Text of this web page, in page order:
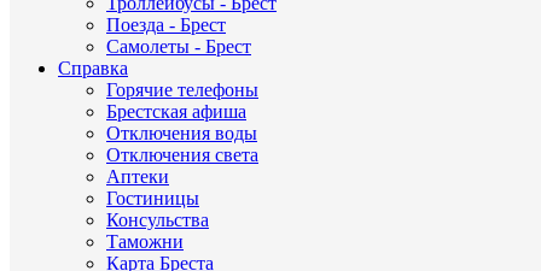
Поезда - Брест
Самолеты - Брест
Справка
Горячие телефоны
Брестская афиша
Отключения воды
Отключения света
Аптеки
Гостиницы
Консульства
Таможни
Карта Бреста